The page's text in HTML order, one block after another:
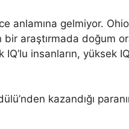
anlamına gelmiyor.
bir araştırmada doğum
insanların, yüksek
kazandığı